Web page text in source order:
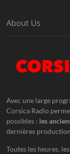
About Us
Avec une large
Corsica Radio
possibles : les
dernières
Toutes les heures,